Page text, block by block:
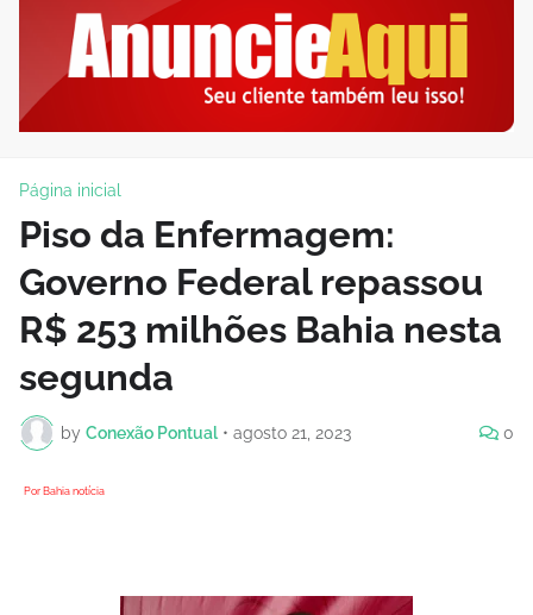
Página inicial
Piso da Enfermagem:
Governo Federal repassou
R$ 253 milhões Bahia nesta
segunda
by Conexão Pontual • agosto 21, 2023 0
Por Bahia notícia